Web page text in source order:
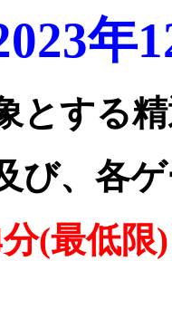
年
象とす
び、各
(最低限)